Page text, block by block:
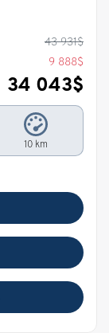
43 931$
9 888$
34 043$
10 km